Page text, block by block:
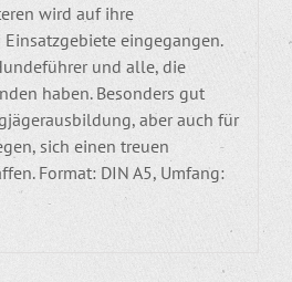
wird auf ihre
eingegangen.
und alle, die
haben. Besonders gut
aber auch für
sich einen treuen
Format: DIN A5, Umfang: